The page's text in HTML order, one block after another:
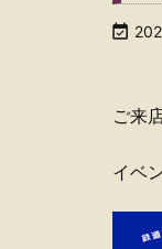

ご来
イベ